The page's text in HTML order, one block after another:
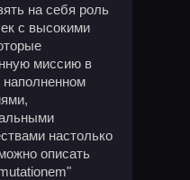
на себя роль
с высокими
миссию в
наполненном
настолько
описать